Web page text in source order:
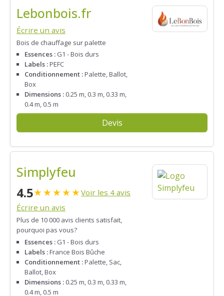
Lebonbois.fr
Écrire un avis
Bois de chauffage sur palette
Essences : G1 - Bois durs
Labels :PEFC
Conditionnement :Palette, Ballot,
Box
Dimensions : 0.25 m, 0.3 m, 0.33 m,
0.4 m, 0.5 m
Devis
Simplyfeu
4.5★★★★★Voir les 4 avis
Écrire un avis
Plus de 10 000 avis clients satisfait,
pourquoi pas vous?
Essences : G1 - Bois durs
Labels :France Bois Bûche
Conditionnement :Palette, Sac,
Ballot, Box
Dimensions : 0.25 m, 0.3 m, 0.33 m,
0.4 m, 0.5 m